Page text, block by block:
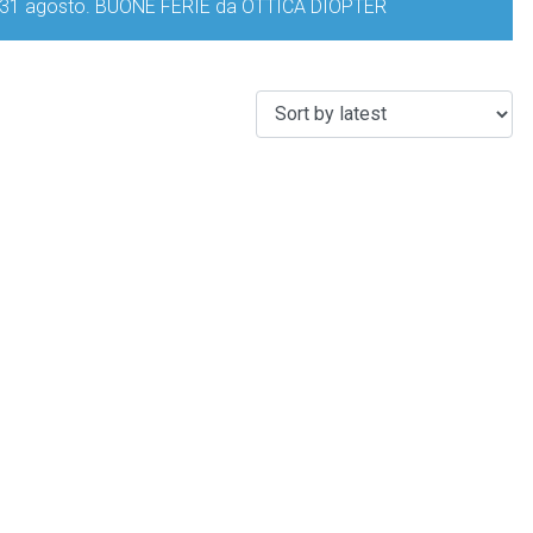
BUONE FERIE da OTTICA DIOPTER